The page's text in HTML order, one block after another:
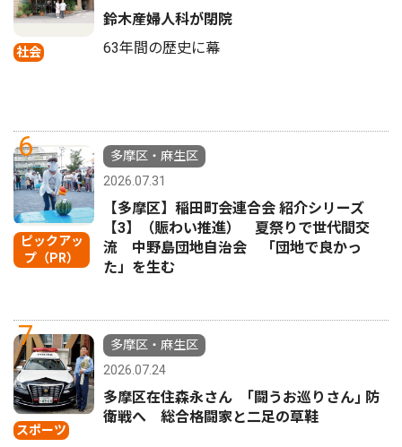
社会
鈴木産婦人科が閉院
63年間の歴史に幕
6
ピックアッ
プ（PR）
多摩区・麻生区
2026.07.31
【多摩区】稲田町会連合会 紹介シリーズ
【3】（賑わい推進） 夏祭りで世代間交
流 中野島団地自治会 「団地で良かっ
た」を生む
7
スポーツ
多摩区・麻生区
2026.07.24
多摩区在住森永さん ｢闘うお巡りさん｣ 防
衛戦へ 総合格闘家と二足の草鞋